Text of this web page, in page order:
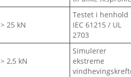
> 25 kN
Testet i henhold
IEC 61215 / UL
2703
> 2,5 kN
Simulerer
ekstreme